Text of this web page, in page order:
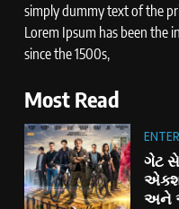
simply dummy text of the
Lorem Ipsum has been the
since the 1500s,
Most Read
ગેટ
અને